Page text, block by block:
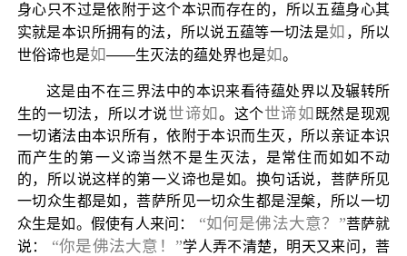
身心只不过是依附于这个本识而存在的，所以五蕴身心其
实就是本识所拥有的法，所以说五蕴等一切法是如 ，所以
世俗谛也是如——生灭法的蕴处界也是如。
这是由不在三界法中的本识来看待蕴处界以及辗转所
生的一切法，所以才说世谛如。这个世谛如 既然是现观
一切诸法由本识所有，依附于本识而生灭，所以亲证本识
而产生的第一义谛当然不是生灭法，是常住而如如不动
的，所以说这样的第一义谛也是如。换句话说，菩萨所见
一切众生都是如，菩萨所见一切众生都是涅槃，所以一切
众生是如。假使有人来问：
“如何是佛法大意？”菩萨就
说：
“你是佛法大意！”学人弄不清楚，明天又来问，菩